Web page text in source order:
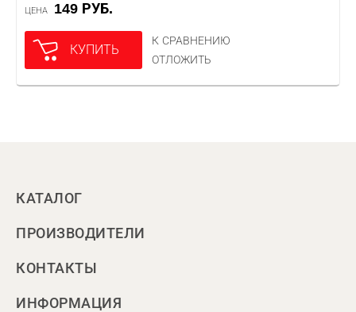
ЦЕНА 149 РУБ.
КУПИТЬ
К СРАВНЕНИЮ
ОТЛОЖИТЬ
КАТАЛОГ
ПРОИЗВОДИТЕЛИ
КОНТАКТЫ
ИНФОРМАЦИЯ